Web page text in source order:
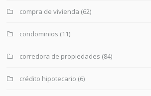
compra de vivienda (62)
condominios (11)
corredora de propiedades (84)
crédito hipotecario (6)